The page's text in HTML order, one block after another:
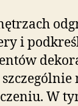
i
W